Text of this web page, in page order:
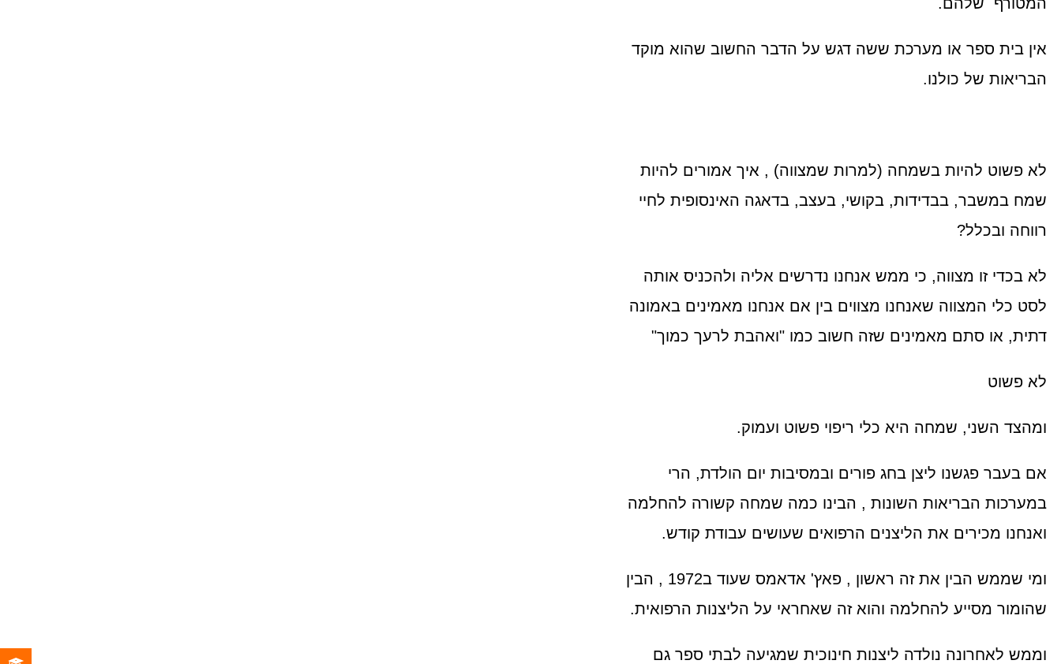
אין בית ספר או מערכת ששה דגש על הדבר החשוב שהוא מוקד
הבריאות של כולנו.
לא פשוט להיות בשמחה (למרות שמצווה) , איך אמורים להיות
שמח במשבר, בבדידות, בקושי, בעצב, בדאגה האינסופית לחיי
רווחה ובכלל?
לא בכדי זו מצווה, כי ממש אנחנו נדרשים אליה ולהכניס אותה
לסט כלי המצווה שאנחנו מצווים בין אם אנחנו מאמינים באמונה
דתית, או סתם מאמינים שזה חשוב כמו "ואהבת לרעך כמוך"
לא פשוט
ומהצד השני, שמחה היא כלי ריפוי פשוט ועמוק.
אם בעבר פגשנו ליצן בחג פורים ובמסיבות יום הולדת, הרי
במערכות הבריאות השונות , הבינו כמה שמחה קשורה להחלמה
ואנחנו מכירים את הליצנים הרפואים שעושים עבודת קודש.
ומי שממש הבין את זה ראשון , פאץ' אדאמס שעוד ב1972 , הבין
שהומור מסייע להחלמה והוא זה שאחראי על הליצנות הרפואית.
וממש לאחרונה נולדה ליצנות חינוכית שמגיעה לבתי ספר גם